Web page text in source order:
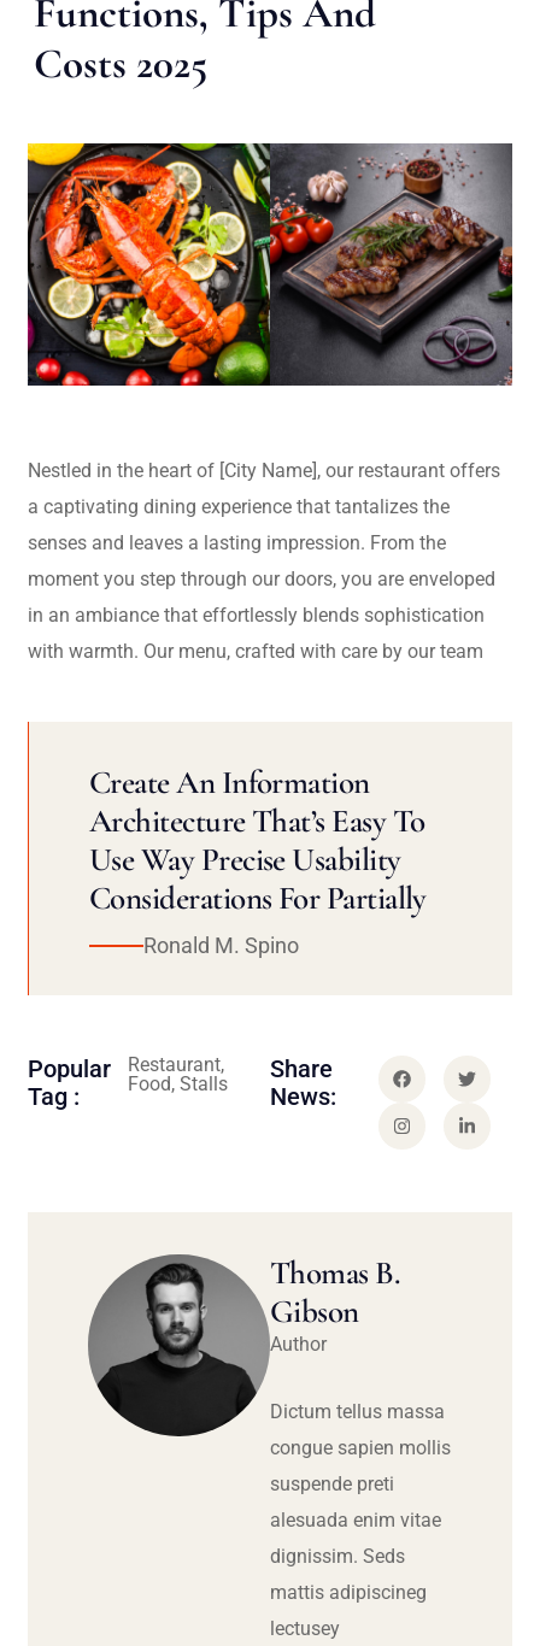
Functions, Tips And
Costs 2025
Nestled in the heart of [City Name], our restaurant offers
a captivating dining experience that tantalizes the
senses and leaves a lasting impression. From the
moment you step through our doors, you are enveloped
in an ambiance that effortlessly blends sophistication
with warmth. Our menu, crafted with care by our team
Create An Information
Architecture That’s Easy To
Use Way Precise Usability
Considerations For Partially
Ronald M. Spino
Popular
Tag :
Restaurant,
Food, Stalls
Share
News:
Thomas B.
Gibson
Author
Dictum tellus massa
congue sapien mollis
suspende preti
alesuada enim vitae
dignissim. Seds
mattis adipiscineg
lectusey